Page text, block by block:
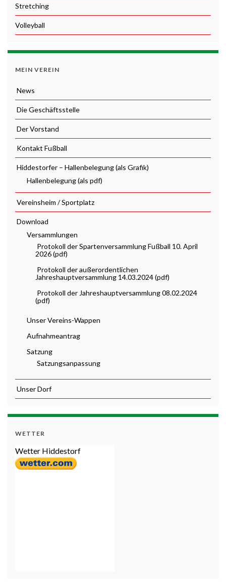
Stretching
Volleyball
MEIN VEREIN
News
Die Geschäftsstelle
Der Vorstand
Kontakt Fußball
Hiddestorfer – Hallenbelegung (als Grafik)
Hallenbelegung (als pdf)
Vereinsheim / Sportplatz
Download
Versammlungen
Protokoll der Spartenversammlung Fußball 10. April
2026 (pdf)
Protokoll der außerordentlichen
Jahreshauptversammlung 14.03.2024 (pdf)
Protokoll der Jahreshauptversammlung 08.02.2024
(pdf)
Unser Vereins-Wappen
Aufnahmeantrag
Satzung
Satzungsanpassung
Unser Dorf
WETTER
Wetter Hiddestorf